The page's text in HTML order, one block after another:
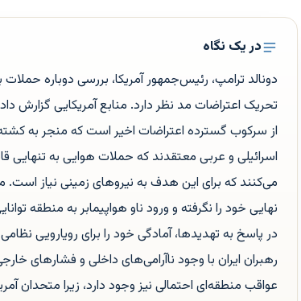
در یک نگاه
دونالد ترامپ، رئیس‌جمهور آمریکا، بررسی دوباره حملات
تحریک اعتراضات مد نظر دارد. منابع آمریکایی گزارش
از سرکوب گسترده اعتراضات اخیر است که منجر به
اسرائیلی و عربی معتقدند که حملات هوایی به تنهایی
می‌کنند که برای این هدف به نیروهای زمینی نیاز است.
نهایی خود را نگرفته و ورود ناو هواپیمابر به منطقه
در پاسخ به تهدیدها، آمادگی خود را برای رویارویی
رهبران ایران با وجود ناآرامی‌های داخلی و فشارهای
عواقب منطقه‌ای احتمالی نیز وجود دارد، زیرا